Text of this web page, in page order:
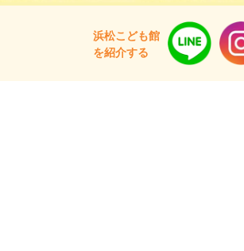
浜松こども館
を紹介する